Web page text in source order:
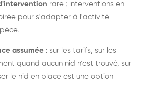
rare : interventions en
pour s'adapter à l'activité
assumée : sur les tarifs, sur les
quand aucun nid n'est trouvé, sur
le nid en place est une option